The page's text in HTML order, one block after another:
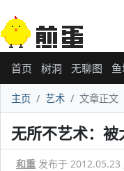
首页 树洞 无聊图
主页 艺术 文章正文
无所不艺术：
和重 发布于 2012.05.23